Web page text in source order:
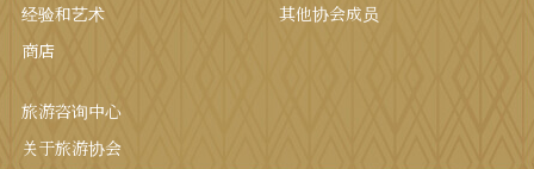
经验和艺术
商店
其他协会成员
旅游咨询中心
关于旅游协会